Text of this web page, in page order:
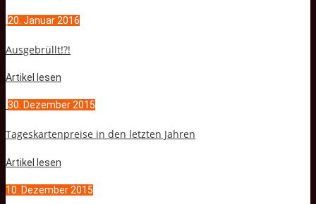
20. Januar 2016
Ausgebrüllt!?!
Artikel lesen
30. Dezember 2015
Tageskartenpreise in den letzten Jahren
Artikel lesen
10. Dezember 2015